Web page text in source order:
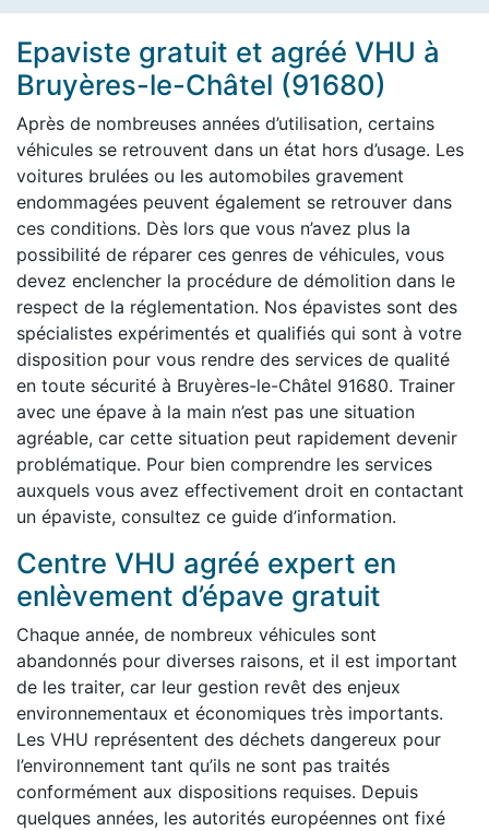
Epaviste gratuit et agréé VHU à
Bruyères-le-Châtel (91680)
Après de nombreuses années d’utilisation, certains
véhicules se retrouvent dans un état hors d’usage. Les
voitures brulées ou les automobiles gravement
endommagées peuvent également se retrouver dans
ces conditions. Dès lors que vous n’avez plus la
possibilité de réparer ces genres de véhicules, vous
devez enclencher la procédure de démolition dans le
respect de la réglementation. Nos épavistes sont des
spécialistes expérimentés et qualifiés qui sont à votre
disposition pour vous rendre des services de qualité
en toute sécurité à Bruyères-le-Châtel 91680. Trainer
avec une épave à la main n’est pas une situation
agréable, car cette situation peut rapidement devenir
problématique. Pour bien comprendre les services
auxquels vous avez effectivement droit en contactant
un épaviste, consultez ce guide d’information.
Centre VHU agréé expert en
enlèvement d’épave gratuit
Chaque année, de nombreux véhicules sont
abandonnés pour diverses raisons, et il est important
de les traiter, car leur gestion revêt des enjeux
environnementaux et économiques très importants.
Les VHU représentent des déchets dangereux pour
l’environnement tant qu’ils ne sont pas traités
conformément aux dispositions requises. Depuis
quelques années, les autorités européennes ont fixé